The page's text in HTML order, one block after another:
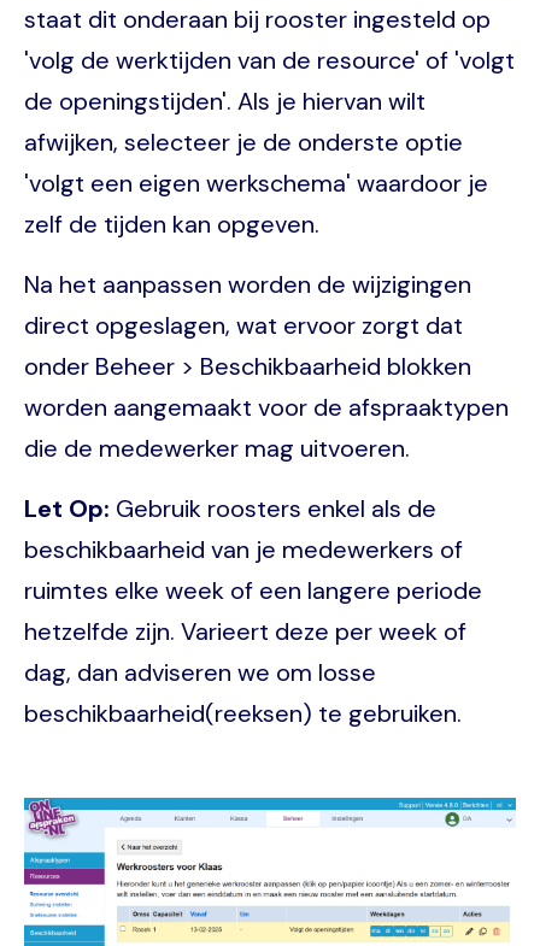
staat dit onderaan bij rooster ingesteld op
'volg de werktijden van de resource' of 'volgt
de openingstijden'. Als je hiervan wilt
afwijken, selecteer je de onderste optie
'volgt een eigen werkschema' waardoor je
zelf de tijden kan opgeven.
Na het aanpassen worden de wijzigingen
direct opgeslagen, wat ervoor zorgt dat
onder Beheer > Beschikbaarheid blokken
worden aangemaakt voor de afspraaktypen
die de medewerker mag uitvoeren.
Let Op: Gebruik roosters enkel als de
beschikbaarheid van je medewerkers of
ruimtes elke week of een langere periode
hetzelfde zijn. Varieert deze per week of
dag, dan adviseren we om losse
beschikbaarheid(reeksen) te gebruiken.
Image